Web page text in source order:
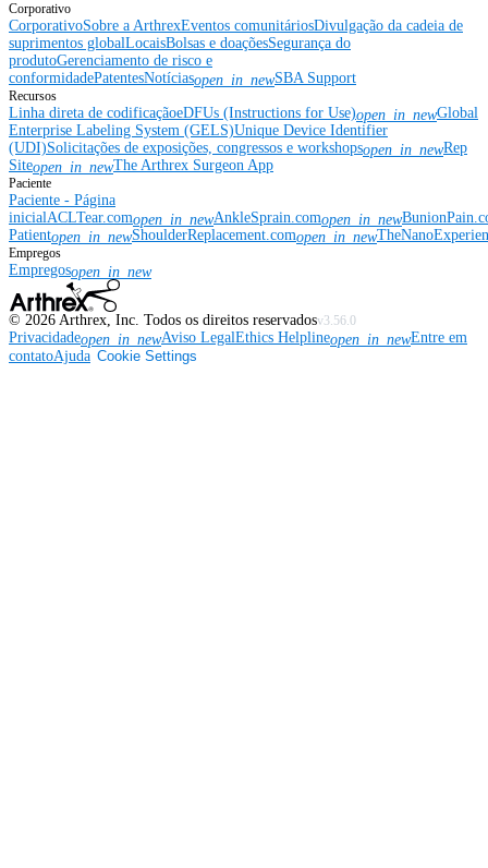
Corporativo
CorporativoSobre a ArthrexEventos comunitáriosDivulgação da cadeia de
suprimentos globalLocaisBolsas e doaçõesSegurança do
produtoGerenciamento de risco e
conformidadePatentesNotíciasopen_in_newSBA Support
Recursos
Linha direta de codificaçãoeDFUs (Instructions for Use)open_in_newGlobal
Enterprise Labeling System (GELS)Unique Device Identifier
(UDI)Solicitações de exposições, congressos e workshopsopen_in_newRep
Siteopen_in_newThe Arthrex Surgeon App
Paciente
Paciente - Página
inicial ACLTear.comopen_in_newAnkleSprain.comopen_in_new
Patientopen_in_newShoulderReplacement.comopen_in_new
Empregos
Empregosopen_in_new
© 2026 Arthrex, Inc. Todos os direitos reservadosv3.56.0
Privacidadeopen_in_newAviso LegalEthics Helplineopen_in_newEntre em
contatoAjuda Cookie Settings